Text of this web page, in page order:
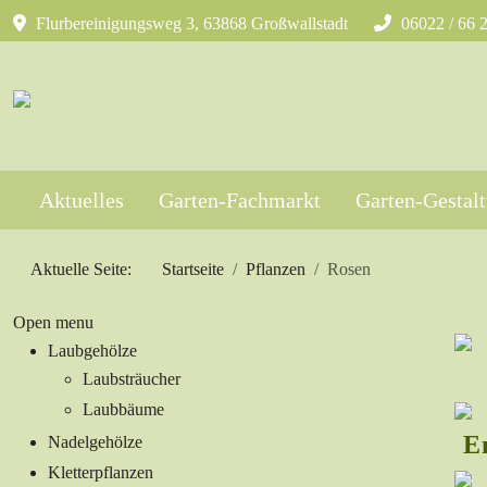
Flurbereinigungsweg 3, 63868 Großwallstadt 06022 / 66
Aktuelles Garten-Fachmarkt Garten-
Aktuelle Seite: Startseite Pflanzen Rosen
Open menu
Laubgehölze
Laubsträucher
Laubbäume
Nadelgehölze
Kletterpflanzen